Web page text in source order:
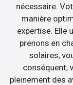
nécessaire.
manière
expertise. Elle
prenons en
solaires,
conséquent,
pleinement des